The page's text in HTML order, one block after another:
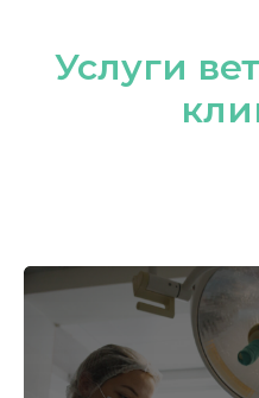
Услуги